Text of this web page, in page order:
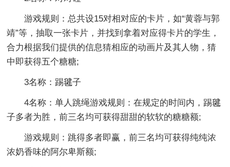
游戏规则：总共设15对相对应的卡片，如“黄蓉与郭
靖”等，抽取一张卡片，并找到拿着对应得卡片的学生，
合力根据我们提供的信息猜相应的动画片及其人物，猜
中即获得五个糖糖;
3名称：踢毽子
4名称：单人跳绳游戏规则：在规定的时间内，踢毽
子多者为胜，前三名均可获得甜甜的软软的糖糖额;
游戏规则：跳得多者即赢，前三名均可获得纯纯浓
浓奶香味的阿尔卑斯额;